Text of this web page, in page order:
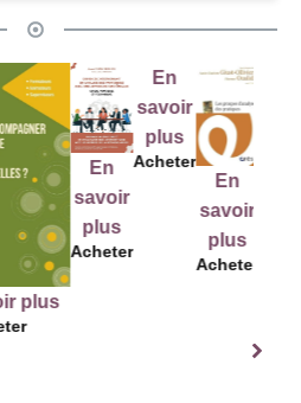
En
savoir
plus
Acheter
En
savoir
plus
Acheter
En
savoir
plus
Acheter